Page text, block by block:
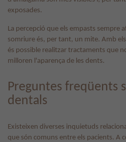
exposades.
La percepció que els empasts sempre
somriure és, per tant, un mite. Amb
és possible realitzar tractaments que
milloren l'aparença de les dents.
Preguntes freqüents
dentals
Existeixen diverses inquietuds
que són comuns entre els pacients. A